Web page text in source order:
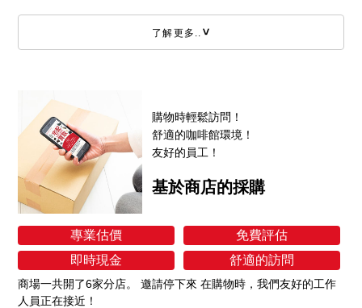
了解更多..
購物時輕鬆訪問！
舒適的咖啡館環境！
友好的員工！
基於商店的採購
專業估價
免費評估
即時現金
舒適的訪問
商場一共開了6家分店。 邀請停下來 在購物時，我們友好的工作
人員正在接近！